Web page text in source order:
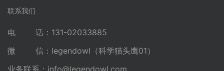
联系我们
电 话：131-02033885
微 信：legendowl（科学猫头鹰01）
业务联系： info@legendowl.com